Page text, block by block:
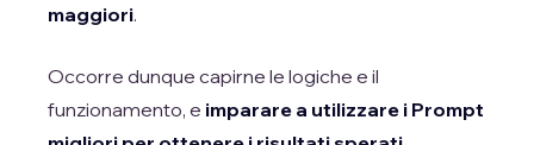
maggiori.
Occorre dunque capirne le logiche e il
funzionamento, e imparare a utilizzare i Prompt